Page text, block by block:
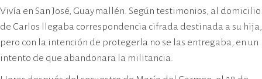
Vivía en San José, Guaymallén. Según testimonios, al domicilio
de Carlos llegaba correspondencia cifrada destinada a su hija,
pero con la intención de protegerla no se las entregaba, en un
intento de que abandonara la militancia.